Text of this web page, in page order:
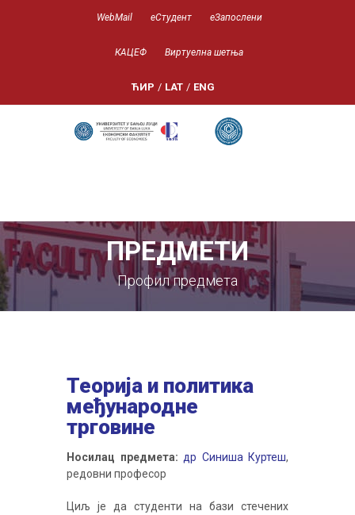
WebMail еСтудент еЗапослени
КАЦЕФ Виртуелна шетња
ЋИР / LAT / ENG
ПРЕДМЕТИ
Профил предмета
Теорија и политика
међународне
трговине
Носилац предмета: др Синиша Куртеш,
редовни професор
Циљ је да студенти на бази стечених